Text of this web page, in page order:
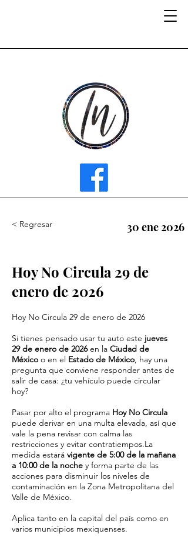
< Regresar 30 ene 2026
Hoy No Circula 29 de
enero de 2026
Hoy No Circula 29 de enero de 2026
Si tienes pensado usar tu auto este jueves
29 de enero de 2026en la Ciudad de
México o en el Estado de México, hay una
pregunta que conviene responder antes de
salir de casa: ¿tu vehículo puede circular
hoy?
Pasar por alto el programa Hoy No Circula
puede derivar en una multa elevada, así que
vale la pena revisar con calma las
restricciones y evitar contratiempos.La
medida estará vigente de 5:00 de la mañana
a 10:00 de la noche y forma parte de las
acciones para disminuir los niveles de
contaminación en la Zona Metropolitana del
Valle de México.
Aplica tanto en la capital del país como en
varios municipios mexiquenses.